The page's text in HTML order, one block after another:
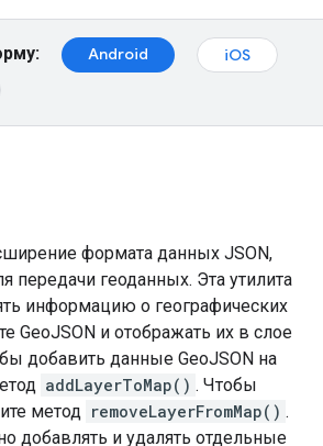
Android
iOS
формата данных JSON,
передачи геоданных. Эта утилита
информацию о географических
GeoJSON и отображать их в слое
добавить данные GeoJSON на
addLayerToMap() . Чтобы
метод removeLayerFromMap() .
добавлять и удалять отдельные